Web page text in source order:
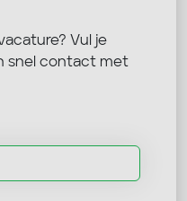
Vul je
snel contact met